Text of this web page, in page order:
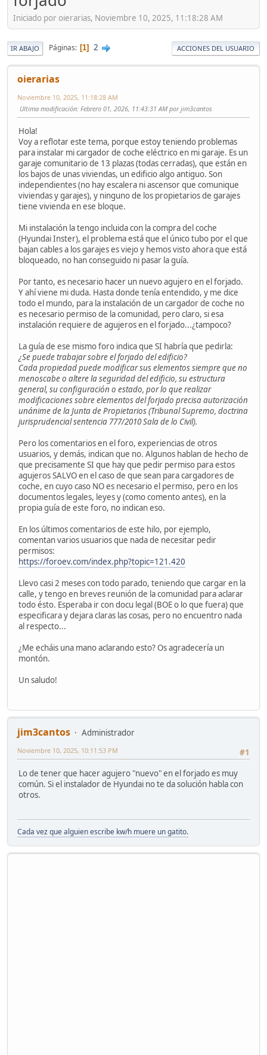
Iniciado por oierarias, Noviembre 10, 2025, 11:18:28 AM
IR ABAJO Páginas 1 2 ACCIONES DEL USUARIO
oierarias
Noviembre 10, 2025, 11:18:28 AM
Ultima modificación: Febrero 01, 2026, 11:43:31 AM por jim3cantos
Hola!
Voy a reflotar este tema, porque estoy teniendo problemas
para instalar mi cargador de coche eléctrico en mi garaje. Es un
garaje comunitario de 13 plazas (todas cerradas), que están en
los bajos de unas viviendas, un edificio algo antiguo. Son
independientes (no hay escalera ni ascensor que comunique
viviendas y garajes), y ninguno de los propietarios de garajes
tiene vivienda en ese bloque.
Mi instalación la tengo incluida con la compra del coche
(Hyundai Inster), el problema está que el único tubo por el que
bajan cables a los garajes es viejo y hemos visto ahora que está
bloqueado, no han conseguido ni pasar la guía.
Por tanto, es necesario hacer un nuevo agujero en el forjado.
Y ahí viene mi duda. Hasta donde tenía entendido, y me dice
todo el mundo, para la instalación de un cargador de coche no
es necesario permiso de la comunidad, pero claro, si esa
instalación requiere de agujeros en el forjado...¿tampoco?
La guía de ese mismo foro indica que SI habría que pedirla:
¿Se puede trabajar sobre el forjado del edificio?
Cada propiedad puede modificar sus elementos siempre que no
menoscabe o altere la seguridad del edificio, su estructura
general, su configuración o estado, por lo que realizar
modificaciones sobre elementos del forjado precisa autorización
unánime de la Junta de Propietarios (Tribunal Supremo, doctrina
jurisprudencial sentencia 777/2010 Sala de lo Civil).
Pero los comentarios en el foro, experiencias de otros
usuarios, y demás, indican que no. Algunos hablan de hecho de
que precisamente SI que hay que pedir permiso para estos
agujeros SALVO en el caso de que sean para cargadores de
coche, en cuyo caso NO es necesario el permiso, pero en los
documentos legales, leyes y (como comento antes), en la
propia guía de este foro, no indican eso.
En los últimos comentarios de este hilo, por ejemplo,
comentan varios usuarios que nada de necesitar pedir
permisos:
https://foroev.com/index.php?topic=121.420
Llevo casi 2 meses con todo parado, teniendo que cargar en la
calle, y tengo en breves reunión de la comunidad para aclarar
todo ésto. Esperaba ir con docu legal (BOE o lo que fuera) que
especificara y dejara claras las cosas, pero no encuentro nada
al respecto...
¿Me echáis una mano aclarando esto? Os agradecería un
montón.
Un saludo!
jim3cantos
Administrador
#1
Noviembre 10, 2025, 10:11:53 PM
Lo de tener que hacer agujero "nuevo" en el forjado es muy
común. Si el instalador de Hyundai no te da solución habla con
otros.
Cada vez que alguien escribe kw/h muere un gatito.